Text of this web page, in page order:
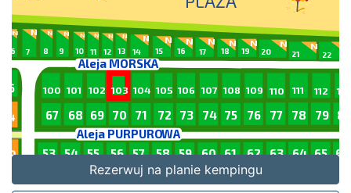
Rezerwuj na planie kempingu